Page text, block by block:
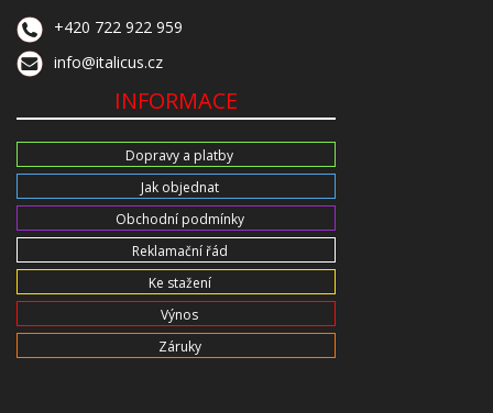
+420 722 922 959
info@italicus.cz
INFORMACE
Dopravy a platby
Jak objednat
Obchodní podmínky
Reklamační řád
Ke stažení
Výnos
Záruky